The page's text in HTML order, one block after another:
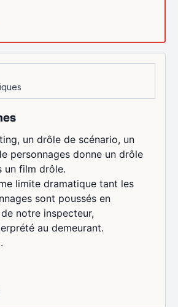
un drôle de scénario, un
personnages donne un drôle
un film drôle.
limite dramatique tant les
sont poussés en
notre inspecteur,
au demeurant.